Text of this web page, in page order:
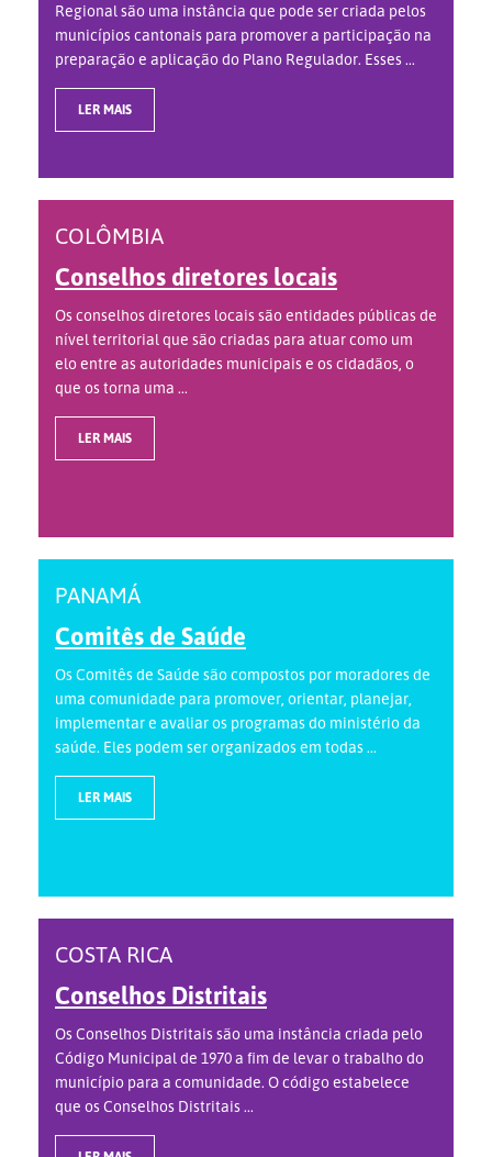
Regional são uma instância que pode ser criada pelos
municípios cantonais para promover a participação na
preparação e aplicação do Plano Regulador. Esses ...
LER MAIS
COLÔMBIA
Conselhos diretores locais
Os conselhos diretores locais são entidades públicas de
nível territorial que são criadas para atuar como um
elo entre as autoridades municipais e os cidadãos, o
que os torna uma ...
LER MAIS
PANAMÁ
Comitês de Saúde
Os Comitês de Saúde são compostos por moradores de
uma comunidade para promover, orientar, planejar,
implementar e avaliar os programas do ministério da
saúde. Eles podem ser organizados em todas ...
LER MAIS
COSTA RICA
Conselhos Distritais
Os Conselhos Distritais são uma instância criada pelo
Código Municipal de 1970 a fim de levar o trabalho do
município para a comunidade. O código estabelece
que os Conselhos Distritais ...